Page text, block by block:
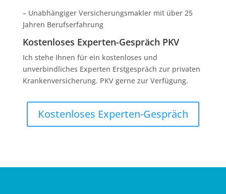
– Unabhängiger Versicherungsmakler mit über 25
Jahren Berufserfahrung
Kostenloses Experten-Gespräch PKV
Ich stehe Ihnen für ein kostenloses und
unverbindliches Experten Erstgespräch zur privaten
Krankenversicherung. PKV gerne zur Verfügung.
Kostenloses Experten-Gespräch